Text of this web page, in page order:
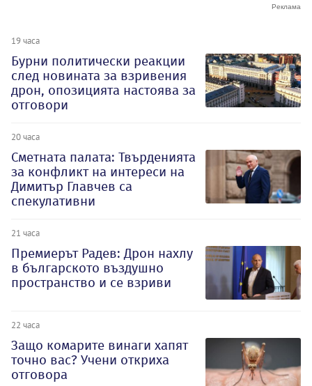
19 часа
Бурни политически реакции
след новината за взривения
дрон, опозицията настоява за
отговори
20 часа
Сметната палата: Твърденията
за конфликт на интереси на
Димитър Главчев са
спекулативни
21 часа
Премиерът Радев: Дрон нахлу
в българското въздушно
пространство и се взриви
22 часа
Защо комарите винаги хапят
точно вас? Учени откриха
отговора